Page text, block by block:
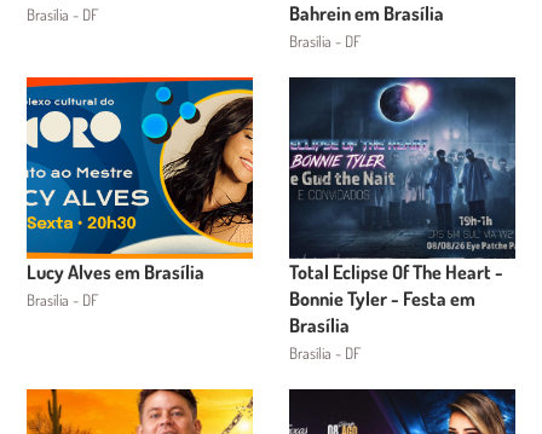
Brasília - DF
Bahrein em Brasília
Brasília - DF
Lucy Alves em Brasília
Brasília - DF
Total Eclipse Of The Heart -
Bonnie Tyler - Festa em
Brasília
Brasília - DF